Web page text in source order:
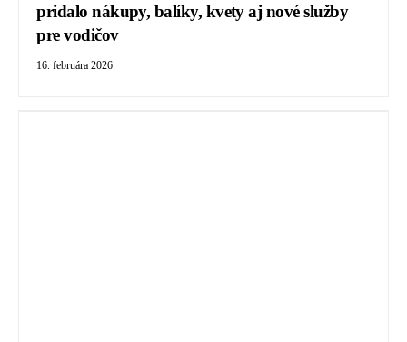
pridalo nákupy, balíky, kvety aj nové služby
pre vodičov
16. februára 2026